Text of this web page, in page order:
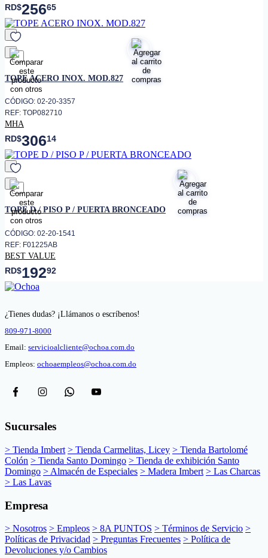
RD$25665
favorito
TOPE ACERO INOX. MOD.827
CÓDIGO: 02-20-3357
REF: TOP082710
MHA
RD$30614
favorito
TOPE D / PISO P / PUERTA BRONCEADO
CÓDIGO: 02-20-1541
REF: F01225AB
BEST VALUE
RD$19292
¿Tienes dudas? ¡Llámanos o escríbenos!
809-971-8000
Email: servicioalcliente@ochoa.com.do
Empleos: ochoaempleos@ochoa.com.do
Sucursales
> Tienda Imbert > Tienda Carmelitas, Licey > Tienda Bartolomé
Colón > Tienda Santo Domingo > Tienda de exhibición Santo
Domingo > Almacén de Especiales > Madera Imbert > Las Charcas
> Las Lavas
Empresa
> Nosotros > Empleos > 8A PUNTOS > Términos de Servicio >
Políticas de Privacidad > Preguntas Frecuentes > Política de
Devoluciones y/o Cambios